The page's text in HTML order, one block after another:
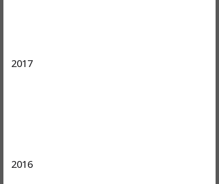
2017
2016